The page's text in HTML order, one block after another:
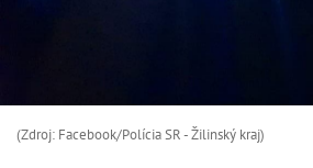
(Zdroj: Facebook/Polícia SR - Žilinský kraj)